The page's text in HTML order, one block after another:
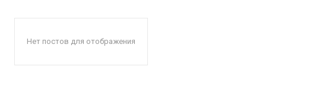
Нет постов для отображения